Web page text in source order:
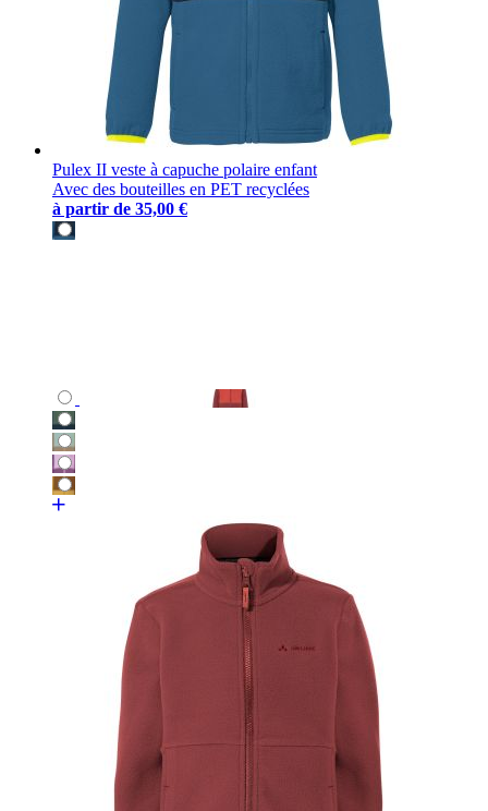
Pulex II veste à capuche polaire enfant
Avec des bouteilles en PET recyclées
à partir de 35,00 €